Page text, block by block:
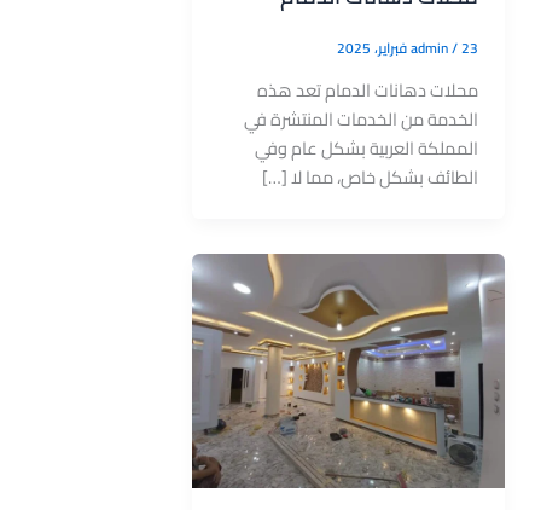
admin/23 فبراير، 2025
محلات دهانات الدمام تعد هذه
الخدمة من الخدمات المنتشرة في
المملكة العربية بشكل عام وفي
الطائف بشكل خاص، مما لا […]